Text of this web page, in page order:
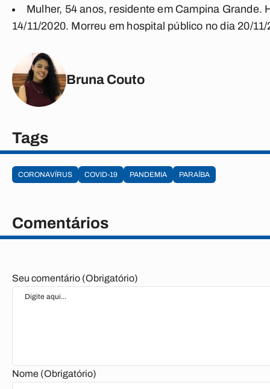
Mulher, 54 anos, residente em Campina
14/11/2020. Morreu em hospital público no dia 20/
Bruna Couto
Tags
CORONAVÍRUS COVID-19 PANDEMIA PARAÍBA
Comentários
Seu comentário (Obrigatório)
Nome (Obrigatório)